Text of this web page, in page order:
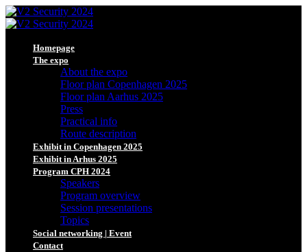
Homepage
The expo
About the expo
Floor plan Copenhagen 2025
Floor plan Aarhus 2025
Press
Practical info
Route description
Exhibit in Copenhagen 2025
Exhibit in Arhus 2025
Program CPH 2024
Speakers
Program overview
Session presentations
Topics
Social networking | Event
Contact